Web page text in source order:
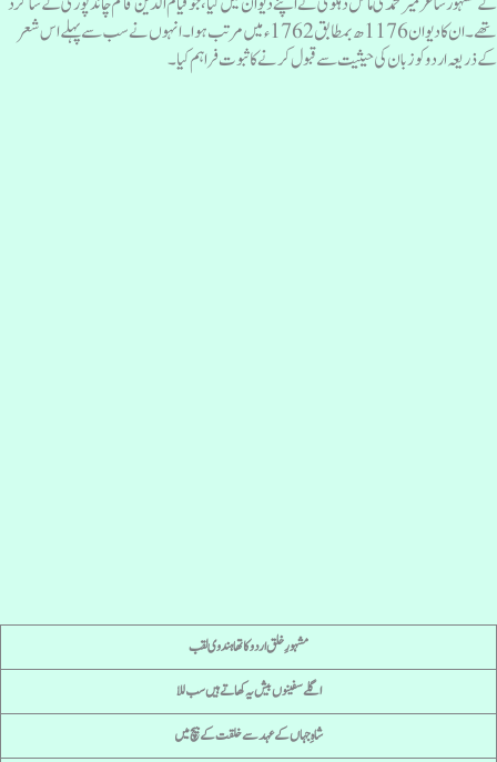
تھے۔ان کا دیوان 1176ھ بمطابق 1762ء میں مرتب ہوا۔ انہوں نے سب سے پہلے اس شعر
کے ذریعہ اردو کو زبان کی حیثیت سے قبول کرنے کا ثبوت فراہم کیا۔
مشہورِ خلق اردو کا تھا ہندوی لقب
اگلےسفینوں بیش یہ کھاتے ہیں سب للا
شاہِ جہاں کے عہد سے خلقت کے بیچ میں